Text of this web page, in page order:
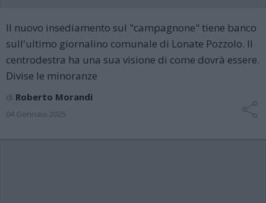
Il nuovo insediamento sul "campagnone" tiene banco
sull'ultimo giornalino comunale di Lonate Pozzolo. Il
centrodestra ha una sua visione di come dovrà essere.
Divise le minoranze
di Roberto Morandi
04 Gennaio 2025